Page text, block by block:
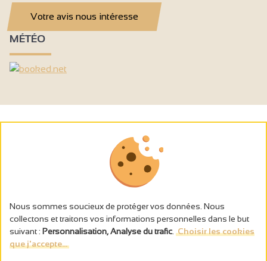
Votre avis nous intéresse
MÉTÉO
L’abus d’alcool est dangereux pour la santé, à consommer avec
Nous sommes soucieux de protéger vos données. Nous
collectons et traitons vos informations personnelles dans le but
suivant : Personnalisation, Analyse du trafic Choisir les cookies
que j'accepte...